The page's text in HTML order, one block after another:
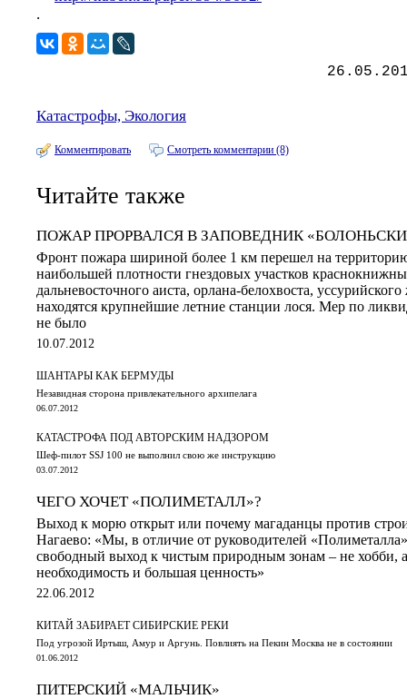
.
Катастрофы, Экология
Комментировать Смотреть комментарии (8)
Читайте также
ПОЖАР ПРОРВАЛСЯ В ЗАПОВЕДНИК
Фронт пожара шириной более 1 км перешел на
наибольшей плотности гнездовых участков
дальневосточного аиста, орлана-белохвоста,
находятся крупнейшие летние станции лося. Мер по
не было
10.07.2012
ШАНТАРЫ КАК БЕРМУДЫ
Незавидная сторона привлекательного архипелага
06.07.2012
КАТАСТРОФА ПОД АВТОРСКИМ НАДЗОРОМ
Шеф-пилот SSJ 100 не выполнил свою же инструкцию
03.07.2012
ЧЕГО ХОЧЕТ «ПОЛИМЕТАЛЛ»?
Выход к морю открыт или почему магаданцы против
Нагаево: «Мы, в отличие от руководителей
свободный выход к чистым природным зонам – не хобби,
необходимость и большая ценность»
22.06.2012
КИТАЙ ЗАБИРАЕТ СИБИРСКИЕ РЕКИ
Под угрозой Иртыш, Амур и Аргунь. Повлиять на Пекин Москва не в состоянии
01.06.2012
ПИТЕРСКИЙ «МАЛЬЧИК»